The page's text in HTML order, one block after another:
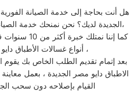
هل أنت بحاجة إلى خدمة الصيانة
الجديدة لديك؟ نحن نمنحك خدمة الصيانة الفورية التي ترغب بها،
كما إننا
أنواع غسالات الأطباق دايو مصر الجديدة ،
بعد إتمام تقديم الطلب الخاص بك يقوم
الاطباق دايو مصر الجديدة ، بعمل
القيام بإصلاحه دون سحب